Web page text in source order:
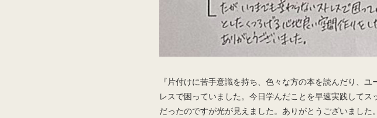
『片付けに苦手意識を持ち、色々な方の本を読んだり、
レスで困っていました。今日学んだことを早速実践して
だったのですが光が見えました。ありがとうございました